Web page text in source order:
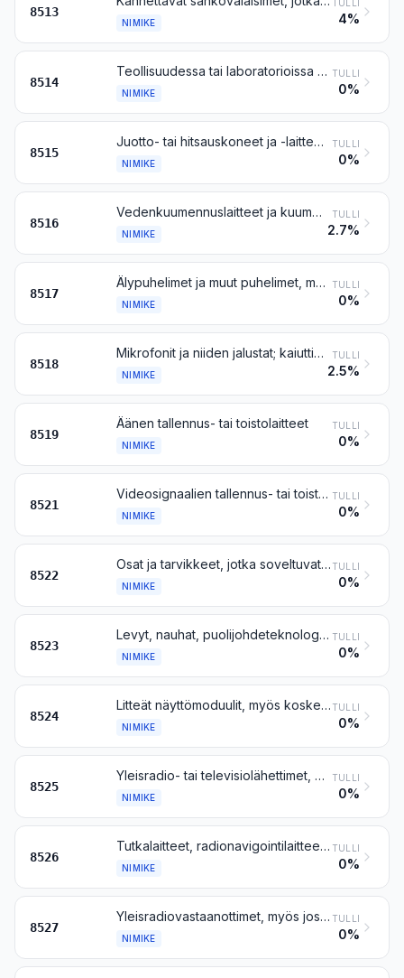
8513
NIMIKE
TULLI
4%
8514
Teollisuudessa tai laboratorioissa käytettävät sähköuunit (myös induktion tai dielektrisen häviön avulla toimivat); muut teollisuudessa tai laboratoriossa käytettävät induktion tai dielektrisen häviön avulla toimivat aineiden kuumentamiseen käytettävät laitteet
NIMIKE
TULLI
0%
8515
Juotto- tai hitsauskoneet ja -laitteet, jotka toimivat sähköllä (myös sähköllä kuumennettavalla kaasulla), laserilla tai muulla valo- tai fotonisäteellä, ultraäänellä, elektronisuihkulla, magneettisykkeellä tai plasmakaarella, myös leikkaavat; sähkökoneet ja -laitteet metallien tai kermettien kuumaruiskutusta varten
NIMIKE
TULLI
0%
8516
Vedenkuumennuslaitteet ja kuumanvedenvaraajat sekä uppokuumentimet, sähköllä toimivat; huoneiden tai vastaavien tilojen sähkölämmityslaitteet sekä maan sähkölämmityslaitteet; sähkölämpölaitteet hiustenkäsittelyä varten (esim. hiustenkuivaajat, kihartimet ja kiharruspihtien kuumentimet) tai käsien kuivaamista varten; sähkösilitysraudat; muut sähkölämpölaitteet, jollaisia käytetään kotitalouksissa; sähkökuumennusvastukset, muut kuin nimikkeeseen 8545 kuuluvat
NIMIKE
TULLI
2.7%
8517
Älypuhelimet ja muut puhelimet, myös soluverkoissa tai muissa langattomissa verkoissa käytettävät; äänen, kuvan tai muiden tietojen lähettämiseen tai vastaanottamiseen käytettävät muut laitteet, myös laitteet langallisissa tai langattomissa verkoissa (kuten lähi- ja kaukoverkoissa) tapahtuvaa tietoliikennettä varten, ei kuitenkaan nimikkeen 8443, 8525, 8527 ja 8528 lähettimet ja vastaanottimet
NIMIKE
TULLI
0%
8518
Mikrofonit ja niiden jalustat; kaiuttimet, myös koteloidut; kuulokkeet, myös mikrofoniin yhdistetyt, ja mikrofonin ja yhden tai useamman kaiuttimen yhdistelmät; sähköllä toimivat äänitaajuusvahvistimet; sähköllä toimivat äänenvahvistinyhdistelmät
NIMIKE
TULLI
2.5%
8519
Äänen tallennus- tai toistolaitteet
NIMIKE
TULLI
0%
8521
Videosignaalien tallennus- tai toistolaitteet, myös samaan ulkokuoreen yhdistetyin videovirittimin
NIMIKE
TULLI
0%
8522
Osat ja tarvikkeet, jotka soveltuvat ainoastaan tai pääasiallisesti käytettäviksi nimikkeen 8519 tai 8521 laitteisiin
NIMIKE
TULLI
0%
8523
Levyt, nauhat, puolijohdeteknologiaa käyttävät haihtumattomat puolijohdemuistit, toimikortit ja muut tiedonkantajat äänen tai muiden ilmiöiden tallennukseen, myös tallenteita sisältävät, sekä matriisit ja isiöt levyjen valmistusta varten, ei kuitenkaan 37 ryhmän tuotteet
NIMIKE
TULLI
0%
8524
Litteät näyttömoduulit, myös kosketusnäytöllä varustetut
NIMIKE
TULLI
0%
8525
Yleisradio- tai televisiolähettimet, myös yhteenrakennetuin vastaanottimin tai äänen tallennus- tai toistolaittein; televisiokamerat, digitaalikamerat ja videokameranauhurit
NIMIKE
TULLI
0%
8526
Tutkalaitteet, radionavigointilaitteet ja radiokauko-ohjauslaitteet
NIMIKE
TULLI
0%
8527
Yleisradiovastaanottimet, myös jos samaan koteloon on yhdistetty äänen tallennus- tai toistolaite tai kello
NIMIKE
TULLI
0%